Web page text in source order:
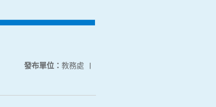
發布單位： 教務處 |